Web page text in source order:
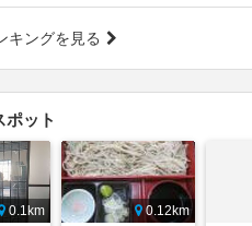
キングを見る
ポット
0.1km
0.12km